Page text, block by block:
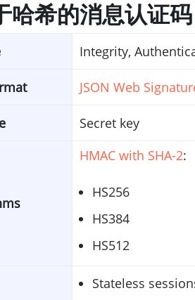
哈希的消息认证码
Integrity,
JSON Web
Secret key
HMAC with SHA-2:
HS256
HS384
HS512
Stateless